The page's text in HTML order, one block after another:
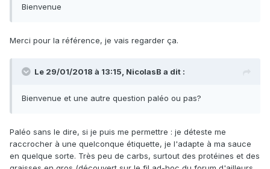
Bienvenue
Merci pour la référence, je vais regarder ça.
Le 29/01/2018 à 13:15, NicolasB a dit :
Bienvenue et une autre question paléo ou pas?
Paléo sans le dire, si je puis me permettre : je déteste me
raccrocher à une quelconque étiquette, je l'adapte à ma sauce
en quelque sorte. Très peu de carbs, surtout des protéines et des